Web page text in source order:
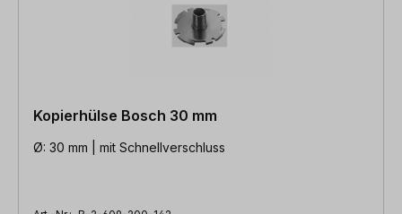
Kopierhülse Bosch 30 mm
Ø: 30 mm | mit Schnellverschluss